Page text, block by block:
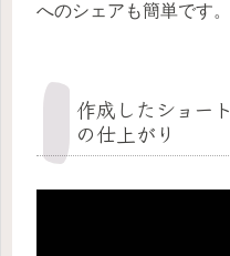
へのシェアも簡単です。
作成したショー
の仕上がり